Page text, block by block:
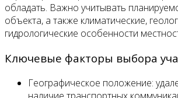
обладать. Важно учитывать
объекта, а также климатические,
гидрологические особенности
Ключевые факторы выбора
Географическое положение:
наличие транспортных